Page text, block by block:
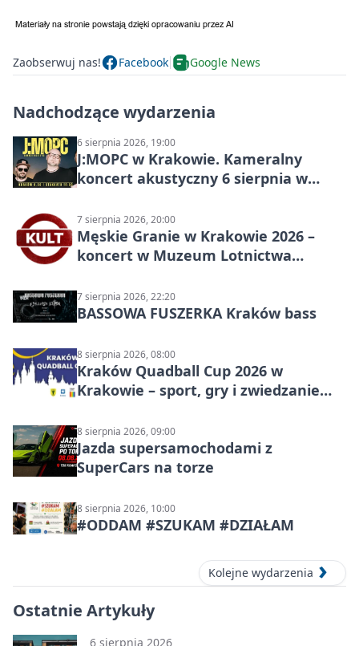
Zaobserwuj nas! Facebook Google News
Nadchodzące wydarzenia
6 sierpnia 2026, 19:00
J:МОРС w Krakowie. Kameralny
koncert akustyczny 6 sierpnia w
7 sierpnia 2026, 20:00
Męskie Granie w Krakowie 2026 –
koncert w Muzeum Lotnictwa
7 sierpnia 2026, 22:20
BASSOWA FUSZERKA Kraków bass
8 sierpnia 2026, 08:00
Kraków Quadball Cup 2026 w
Krakowie – sport, gry i zwiedzanie
8 sierpnia 2026, 09:00
Jazda supersamochodami z
SuperCars na torze
8 sierpnia 2026, 10:00
#ODDAM #SZUKAM #DZIAŁAM
Kolejne wydarzenia
Ostatnie Artykuły
6 sierpnia 2026